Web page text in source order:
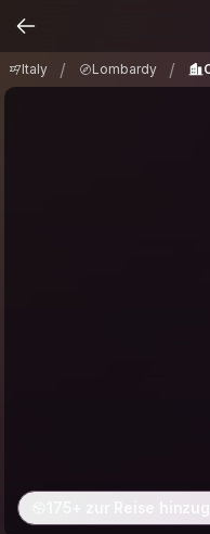
Italy / Lombardy /
175+ zur Reise